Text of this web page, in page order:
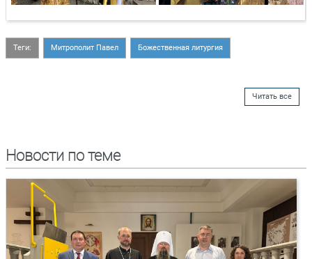
Теги: Митрополит Павел Божественная литургия
Читать все
Новости по теме